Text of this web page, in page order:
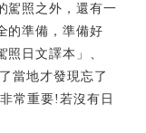
駕照之外，還有一
的準備，準備好
照日文譯本」、
當地才發現忘了
常重要!若沒有日